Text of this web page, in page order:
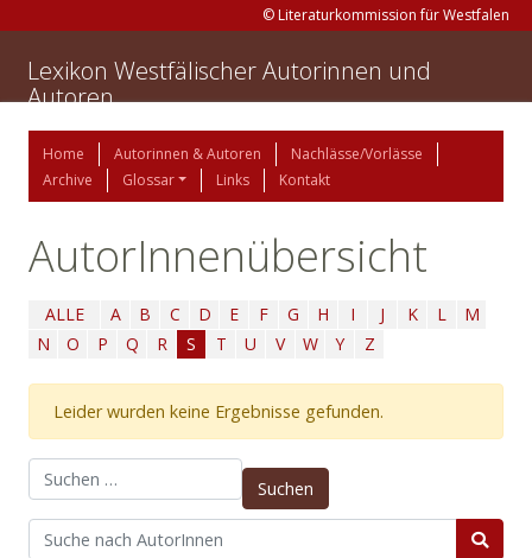
© Literaturkommission für Westfalen
Lexikon Westfälischer Autorinnen und
Autoren
Home Autorinnen & Autoren
Nachlässe/Vorlässe
Archive
Glossar Links Kontakt
AutorInnenübersicht
ALLE A B C D E F G H I J K L
M
N
O P Q R S T U V W Y Z
Leider wurden keine Ergebnisse gefunden.
Suchen nach: